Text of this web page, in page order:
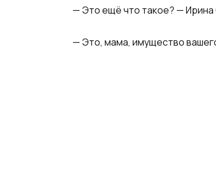
— Это ещё что такое? — Ирина
— Это, мама, имущество